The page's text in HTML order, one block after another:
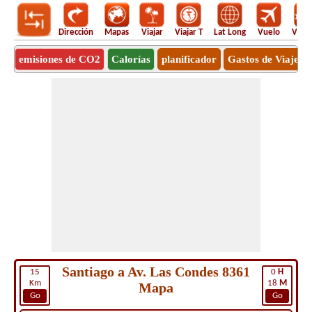
Dirección Mapas Viajar Viajar T Lat Long Vuelo
emisiones de CO2 Calorías planificador Gastos de Viaje
15
Km
Go
0 H
18 M
Go
Santiago a Av. Las Condes 8361
Mapa